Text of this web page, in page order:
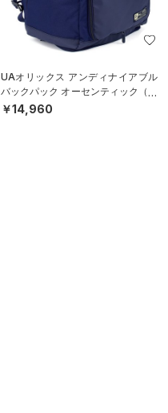
UAオリックス アンディナイアブル
バックパック オーセンティック（ベ
ースボール/MEN）
￥14,960